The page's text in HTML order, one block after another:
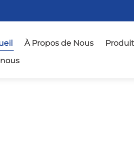
À Propos de Nous